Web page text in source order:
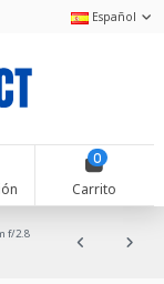
Español
0
Carrito
f/2.8